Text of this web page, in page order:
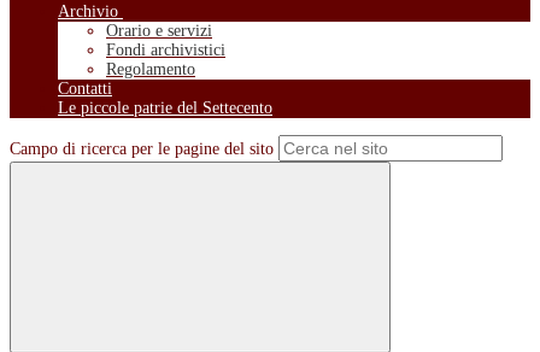
Archivio
Orario e servizi
Fondi archivistici
Regolamento
Contatti
Le piccole patrie del Settecento
Campo di ricerca per le pagine del sito